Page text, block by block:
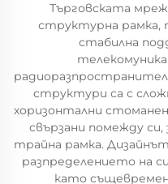
Търговската
структурна рамка,
стабилна
структури са с
хоризонтални
свързани помежду
трайна рамка.
разпределението на
като